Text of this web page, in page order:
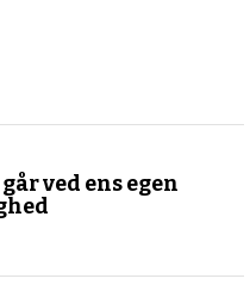
ved ens egen